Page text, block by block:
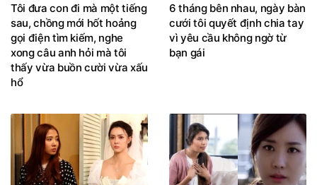
Tôi đưa con đi mà một tiếng
sau, chồng mới hốt hoảng
gọi điện tìm kiếm, nghe
xong câu anh hỏi mà tôi
thấy vừa buồn cười vừa xấu
hổ
6 tháng bên nhau, ngày bàn
cưới tôi quyết định chia tay
vì yêu cầu không ngờ từ
bạn gái